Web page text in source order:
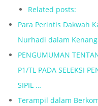
Related posts:
Para Perintis Dakwah
Nurhadi dalam
PENGUMUMAN
P1/TL PADA SELEKSI
SIPIL …
Terampil dalam